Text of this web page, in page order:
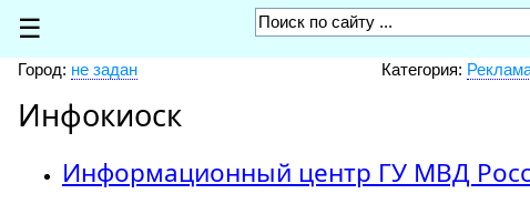
☰
Город: не задан Категория:
Инфокиоск
Информационный центр ГУ МВД